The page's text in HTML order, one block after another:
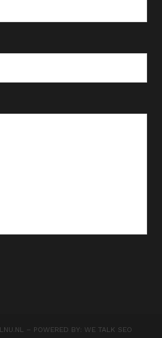
– POWERED BY: WE TALK SEO